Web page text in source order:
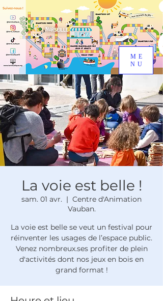
ME
NU
La voie est belle !
sam. 01 avr.
  |
Centre d'Animation
Vauban.
La voie est belle se veut un festival pour
réinventer les usages de l’espace public.
Venez nombreux.ses profiter de plein
d'activités dont nos jeux en bois en
grand format !